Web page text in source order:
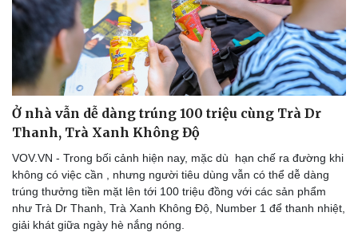
Ở nhà vẫn dễ dàng trúng 100 triệu cùng Trà Dr
Thanh, Trà Xanh Không Độ
VOV.VN - Trong bối cảnh hiện nay, mặc dù hạn chế ra đường khi
không có việc cần , nhưng người tiêu dùng vẫn có thể dễ dàng
trúng thưởng tiền mặt lên tới 100 triệu đồng với các sản phẩm
như Trà Dr Thanh, Trà Xanh Không Độ, Number 1 để thanh nhiệt,
giải khát giữa ngày hè nắng nóng.